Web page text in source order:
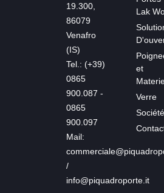
19.300,
86079
Venafro
(IS)
Tel.: (+39)
0865
900.087 -
0865
900.097
Mail:
/
info@piquadroporte.it
Lak
et
Verre
Société